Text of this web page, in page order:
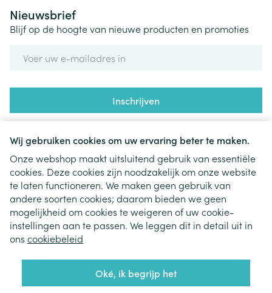
Wij gebruiken cookies om uw ervaring beter te maken.
Onze webshop maakt uitsluitend gebruik van essentiële
cookies. Deze cookies zijn noodzakelijk om onze website
te laten functioneren. We maken geen gebruik van
andere soorten cookies; daarom bieden we geen
mogelijkheid om cookies te weigeren of uw cookie-
instellingen aan te passen. We leggen dit in detail uit in
ons cookiebeleid
Oké, ik begrijp het
Nieuwsbrief
Blijf op de hoogte van nieuwe producten en promoties
Inschrijven
nieuwsbrief en gaat u akkoord met onzeprivacy policy.
Juridische links